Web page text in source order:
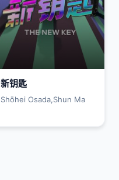
新钥匙
Shōhei Osada,Shun Ma